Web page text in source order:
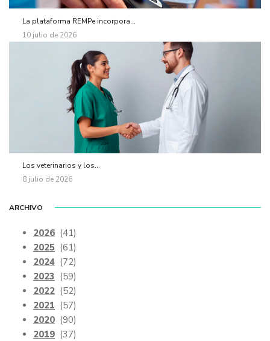
La plataforma REMPe incorpora...
10 julio de 2026
Los veterinarios y los...
8 julio de 2026
ARCHIVO
2026 (41)
2025 (61)
2024 (72)
2023 (59)
2022 (52)
2021 (57)
2020 (90)
2019 (37)